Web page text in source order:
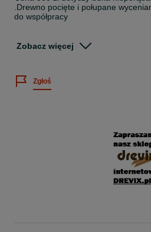
.Drewno pocięte i połupane
do współpracy
--Pellet z czystej trociny od produkcji
--Kantówki czterostronnie strugane
--Listwy Wykończeniowe kątowniki
Zobacz więcej
Zgłoś